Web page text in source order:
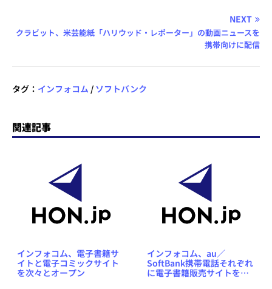
NEXT
クラビット、米芸能紙「ハリウッド・レポーター」の動画ニュースを
携帯向けに配信
タグ： インフォコム / ソフトバンク
関連記事
インフォコム、電子書籍サ
イトと電子コミックサイト
を次々とオープン
インフォコム、au／
SoftBank携帯電話それぞれ
に電子書籍販売サイトをオ